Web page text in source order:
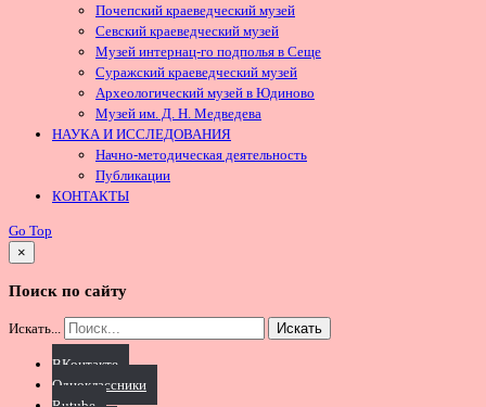
Почепский краеведческий музей
Севский краеведческий музей
Музей интернац-го подполья в Сеще
Суражский краеведческий музей
Археологический музей в Юдиново
Музей им. Д. Н. Медведева
НАУКА И ИССЛЕДОВАНИЯ
Начно-методическая деятельность
Публикации
КОНТАКТЫ
Go Top
×
Поиск по сайту
Искать... Искать
ВКонтакте
Одноклассники